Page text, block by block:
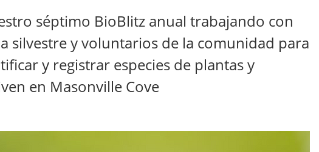
séptimo BioBlitz anual trabajando con
silvestre y voluntarios de la comunidad para
y registrar especies de plantas y
en Masonville Cove